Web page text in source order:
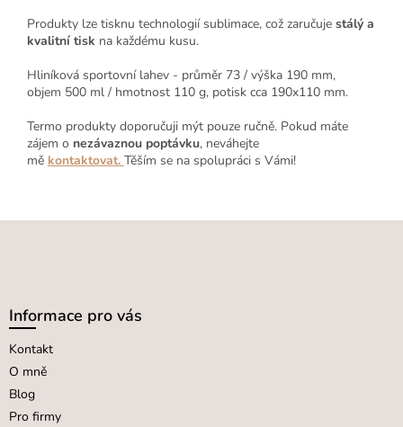
Produkty lze tisknu technologií sublimace, což zaručuje stálý a
kvalitní tisk na každému kusu.
Hliníková sportovní lahev - průměr 73 / výška 190 mm,
objem 500 ml / hmotnost 110 g, potisk cca 190x110 mm.
Termo produkty doporučuji mýt pouze ručně. Pokud máte
zájem o nezávaznou poptávku, neváhejte
mě kontaktovat. Těším se na spolupráci s Vámi!
Informace pro vás
Kontakt
O mně
Blog
Pro firmy